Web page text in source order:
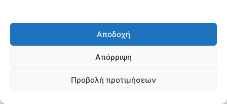
Αποδοχή
Απόρριψη
Προβολή προτιμήσεων